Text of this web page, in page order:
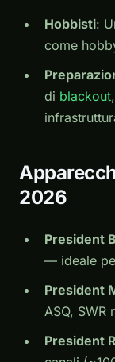
Hobbisti:
come
di blackout
2026
President
— ideale
President
ASQ,
President